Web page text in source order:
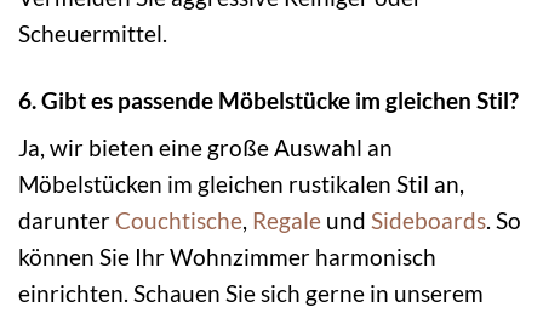
Scheuermittel.
6. Gibt es passende Möbelstücke im gleichen Stil?
Ja, wir bieten eine große Auswahl an
Möbelstücken im gleichen rustikalen Stil an,
darunter Couchtische, Regale und Sideboards. So
können Sie Ihr Wohnzimmer harmonisch
einrichten. Schauen Sie sich gerne in unserem